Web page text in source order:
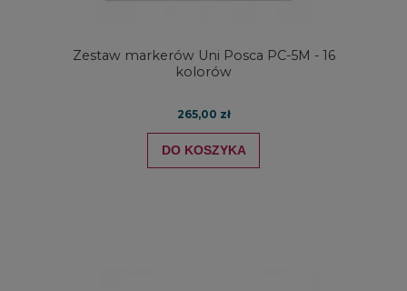
Zestaw markerów Uni Posca PC-5M - 16
kolorów
265,00 zł
DO KOSZYKA